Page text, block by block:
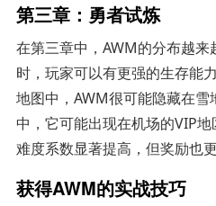
第三章：勇者试炼
在第三章中，AWM的分布越
时，玩家可以有更强的生存能
地图中，AWM很可能隐藏在
中，它可能出现在机场的VIP
难度系数显著提高，但奖励也更
获得AWM的实战技巧